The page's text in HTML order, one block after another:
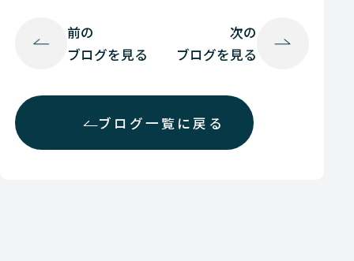
前の
ブログを見る
ブログ一覧に戻る
次の
ブログを見る